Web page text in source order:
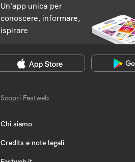
Un'app unica per
conoscere, informare,
ispirare
Scopri Fastweb
Chi siamo
Credits e note legali